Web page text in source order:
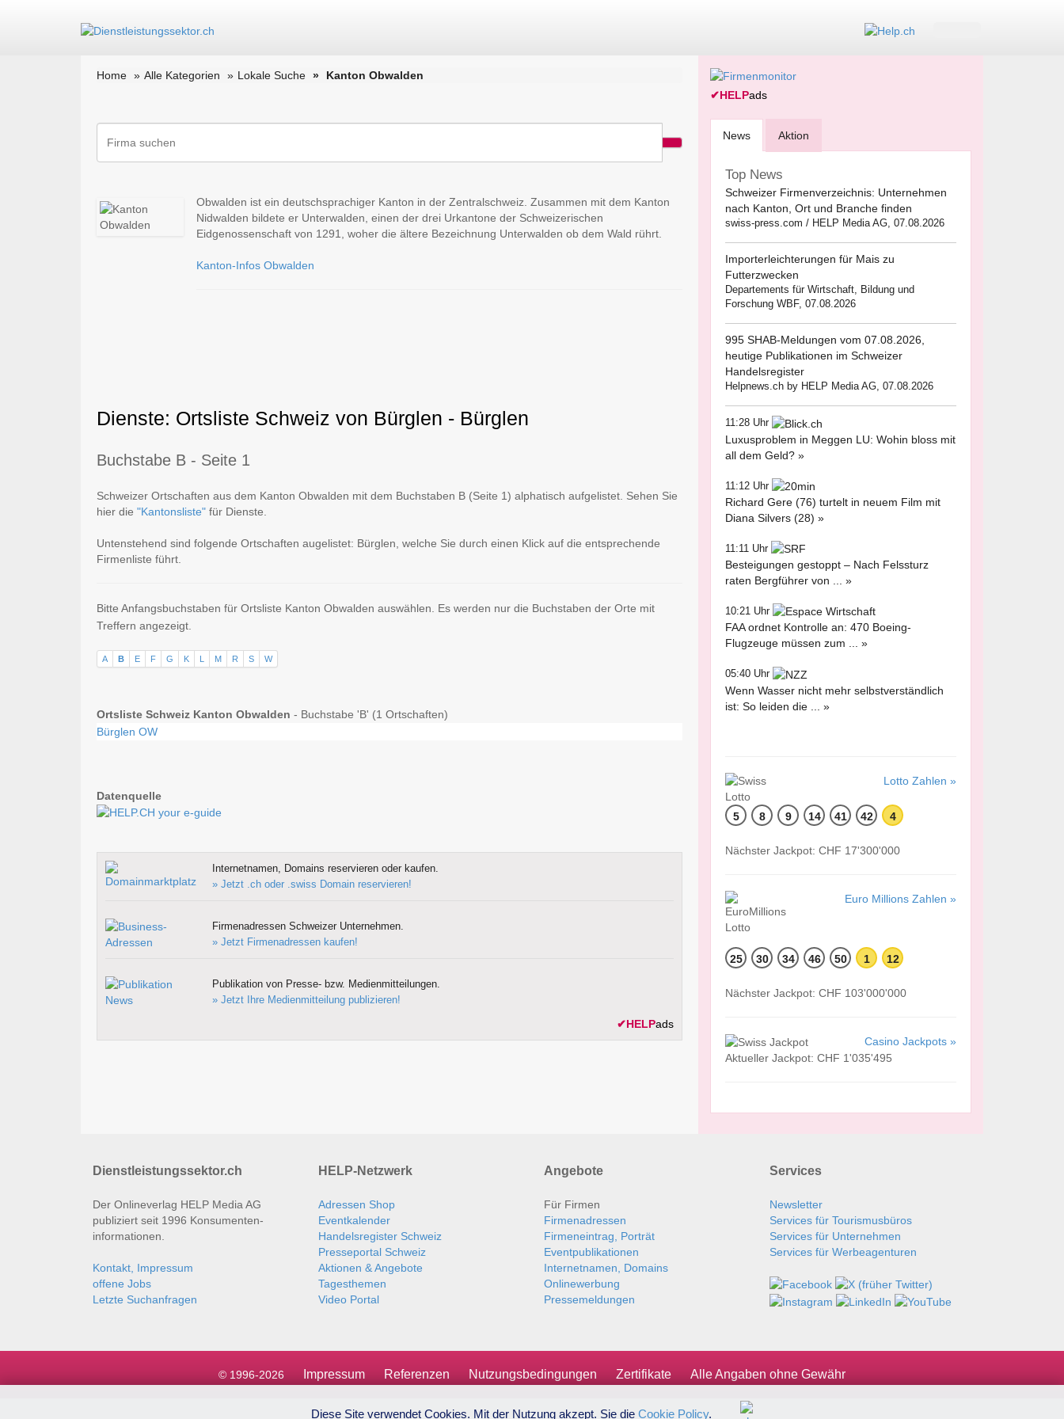
Home Alle Kategorien Lokale Suche Kanton Obwalden
Obwalden ist ein deutschsprachiger Kanton in der Zentralschweiz. Zusammen mit dem Kanton
Nidwalden bildete er Unterwalden, einen der drei Urkantone der Schweizerischen
Eidgenossenschaft von 1291, woher die ältere Bezeichnung Unterwalden ob dem Wald rührt.
Kanton-Infos Obwalden
Dienste: Ortsliste Schweiz von Bürglen - Bürglen
Buchstabe B - Seite 1
Schweizer Ortschaften aus dem Kanton Obwalden mit dem Buchstaben B (Seite 1) alphatisch aufgelistet. Sehen Sie
hier die "Kantonsliste" für Dienste.
Untenstehend sind folgende Ortschaften augelistet: Bürglen, welche Sie durch einen Klick auf die entsprechende
Firmenliste führt.
Bitte Anfangsbuchstaben für Ortsliste Kanton Obwalden auswählen. Es werden nur die Buchstaben der Orte mit
Treffern angezeigt.
A B E F G K L M R S W
Ortsliste Schweiz Kanton Obwalden - Buchstabe 'B' (1 Ortschaften)
Bürglen OW
Datenquelle
Internetnamen, Domains reservieren oder kaufen.
» Jetzt .ch oder .swiss Domain reservieren!
Firmenadressen Schweizer Unternehmen.
» Jetzt Firmenadressen kaufen!
Publikation von Presse- bzw. Medienmitteilungen.
» Jetzt Ihre Medienmitteilung publizieren!
✔HELPads
✔HELPads
News Aktion
Top News
Schweizer Firmenverzeichnis: Unternehmen
nach Kanton, Ort und Branche finden
swiss-press.com / HELP Media AG, 07.08.2026
Importerleichterungen für Mais zu
Futterzwecken
Departements für Wirtschaft, Bildung und
Forschung WBF, 07.08.2026
995 SHAB-Meldungen vom 07.08.2026,
heutige Publikationen im Schweizer
Handelsregister
Helpnews.ch by HELP Media AG, 07.08.2026
11:28 Uhr
Luxusproblem in Meggen LU: Wohin bloss mit
all dem Geld? »
11:12 Uhr
Richard Gere (76) turtelt in neuem Film mit
Diana Silvers (28) »
11:11 Uhr
Besteigungen gestoppt – Nach Felssturz
raten Bergführer von ... »
10:21 Uhr
FAA ordnet Kontrolle an: 470 Boeing-
Flugzeuge müssen zum ... »
05:40 Uhr
Wenn Wasser nicht mehr selbstverständlich
ist: So leiden die ... »
Lotto Zahlen »
5 8 9 14 41 42 4
Nächster Jackpot: CHF 17'300'000
Euro Millions Zahlen »
25 30 34 46 50 1 12
Nächster Jackpot: CHF 103'000'000
Casino Jackpots »
Aktueller Jackpot: CHF 1'035'495
Dienstleistungssektor.ch
Der Onlineverlag HELP Media AG
publiziert seit 1996 Konsumenten­
informationen.
Kontakt, Impressum
offene Jobs
Letzte Suchanfragen
HELP-Netzwerk
Adressen Shop
Eventkalender
Handelsregister Schweiz
Presseportal Schweiz
Aktionen & Angebote
Tagesthemen
Video Portal
Angebote
Für Firmen
Firmenadressen
Firmeneintrag, Porträt
Eventpublikationen
Internetnamen, Domains
Onlinewerbung
Pressemeldungen
Services
Newsletter
Services für Tourismusbüros
Services für Unternehmen
Services für Werbeagenturen
© 1996-2026 Impressum Referenzen Nutzungsbedingungen Zertifikate Alle Angaben ohne Gewähr
Diese Site verwendet Cookies. Mit der Nutzung akzept. Sie die Cookie Policy.